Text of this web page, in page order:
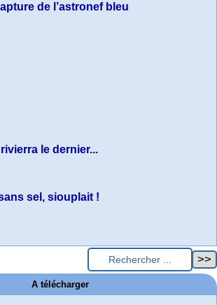
de l’astronef bleu
le dernier...
sel, siouplait !
A télécharger